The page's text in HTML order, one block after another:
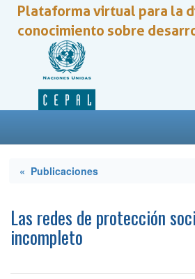
Plataforma virtual para la
conocimiento sobre
« Publicaciones
Las redes de protección
incompleto